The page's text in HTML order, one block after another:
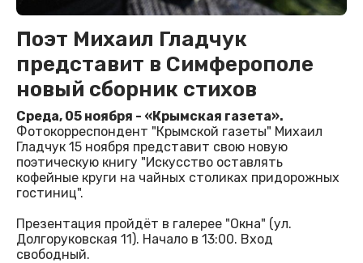
Поэт Михаил Гладчук
представит в Симферополе
новый сборник стихов
Среда, 05 ноября - «Крымская газета».
Фотокорреспондент "Крымской газеты" Михаил
Гладчук 15 ноября представит свою новую
поэтическую книгу "Искусство оставлять
кофейные круги на чайных столиках придорожных
гостиниц".
Презентация пройдёт в галерее "Окна" (ул.
Долгоруковская 11). Начало в 13:00. Вход
свободный.